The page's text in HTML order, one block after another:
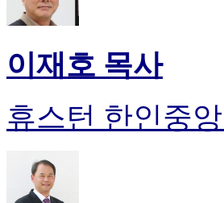
이재호 목사
휴스턴 한인중